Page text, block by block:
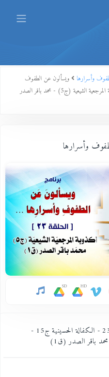
وأسرارها
ويسألون عن الطفوف
وأسرارها ح23 - الكفالة الحسينية ج15 - اكذوبة المرجعية الشيعية (ج5) - محمد باقر الصدر
وأسرارها
HD
SD
ويسألون عن الطفوف وأسرارها ح23 - الكفالة الحسينية ج15 -